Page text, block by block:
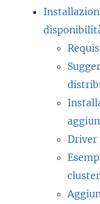
Driver